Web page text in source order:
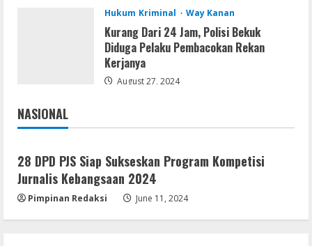
August 10, 2026
Umum
Dugaan Tambang dan Stockpile Ilegal di
Desa Lengot OKU Timur; BPAN Way
Kanan Desak APH Tindak Tegas Sesuai
5
Universal (x86x64)
August 10, 2026
Hukum Kriminal Way Kanan
Kurang Dari 24 Jam, Polisi Bekuk
Diduga Pelaku Pembacokan Rekan
Kerjanya
August 27, 2024
NASIONAL
Jakarta
28 DPD PJS Siap Sukseskan Program Kompetisi
Jurnalis Kebangsaan 2024
Pimpinan Redaksi June 11, 2024